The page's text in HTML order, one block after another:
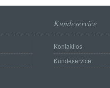
Kundeservice
Kontakt os
Kundeservice